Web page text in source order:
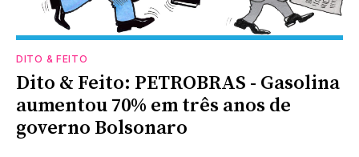
DITO & FEITO
Dito & Feito: PETROBRAS - Gasolina
aumentou 70% em três anos de
governo Bolsonaro